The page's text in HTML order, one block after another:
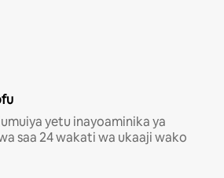
yetu inayoaminika ya
saa 24 wakati wa ukaaji wako